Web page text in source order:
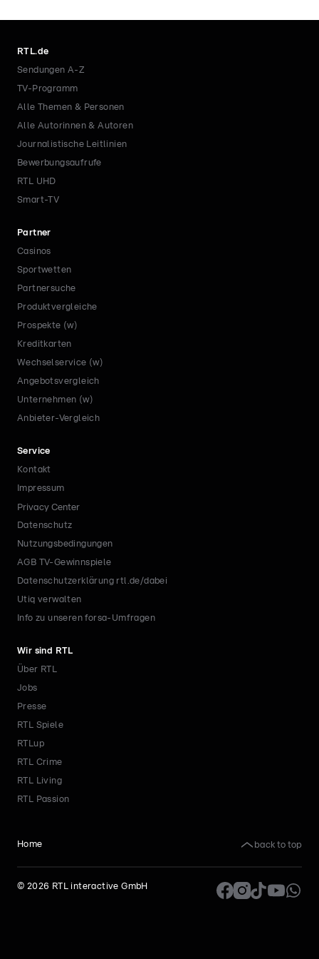
RTL.de
Sendungen A-Z
TV-Programm
Alle Themen & Personen
Alle Autorinnen & Autoren
Journalistische Leitlinien
Bewerbungsaufrufe
RTL UHD
Smart-TV
Partner
Casinos
Sportwetten
Partnersuche
Produktvergleiche
Prospekte (w)
Kreditkarten
Wechselservice (w)
Angebotsvergleich
Unternehmen (w)
Anbieter-Vergleich
Service
Kontakt
Impressum
Privacy Center
Datenschutz
Nutzungsbedingungen
AGB TV-Gewinnspiele
Datenschutzerklärung rtl.de/dabei
Utiq verwalten
Info zu unseren forsa-Umfragen
Wir sind RTL
Über RTL
Jobs
Presse
RTL Spiele
RTLup
RTL Crime
RTL Living
RTL Passion
Home back to top
© 2026 RTL interactive GmbH